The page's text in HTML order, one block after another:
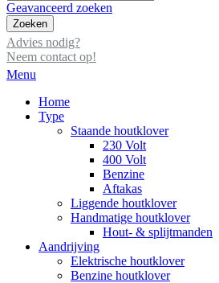
Geavanceerd zoeken
Zoeken
Advies nodig?
Neem contact op!
Menu
Home
Type
Staande houtklover
230 Volt
400 Volt
Benzine
Aftakas
Liggende houtklover
Handmatige houtklover
Hout- & splijtmanden
Aandrijving
Elektrische houtklover
Benzine houtklover